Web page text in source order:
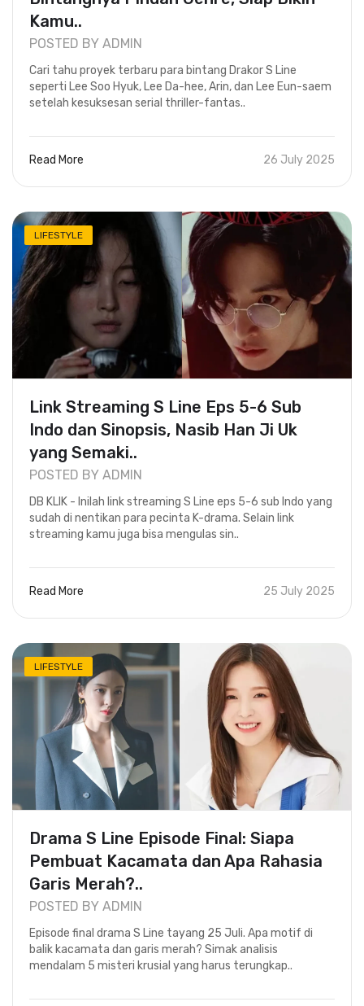
Kamu..
POSTED BY ADMIN
Cari tahu proyek terbaru para bintang Drakor S Line
seperti Lee Soo Hyuk, Lee Da-hee, Arin, dan Lee Eun-saem
setelah kesuksesan serial thriller-fantas..
Read More 26 July 2025
LIFESTYLE
Link Streaming S Line Eps 5-6 Sub
Indo dan Sinopsis, Nasib Han Ji Uk
yang Semaki..
POSTED BY ADMIN
DB KLIK - Inilah link streaming S Line eps 5-6 sub Indo yang
sudah di nentikan para pecinta K-drama. Selain link
streaming kamu juga bisa mengulas sin..
Read More 25 July 2025
LIFESTYLE
Drama S Line Episode Final: Siapa
Pembuat Kacamata dan Apa Rahasia
Garis Merah?..
POSTED BY ADMIN
Episode final drama S Line tayang 25 Juli. Apa motif di
balik kacamata dan garis merah? Simak analisis
mendalam 5 misteri krusial yang harus terungkap..